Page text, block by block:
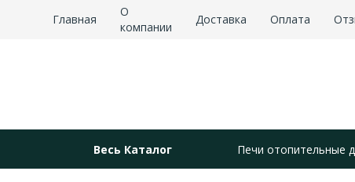
Главная
О
компании
Доставка Оплата
Весь Каталог Печи отопительные